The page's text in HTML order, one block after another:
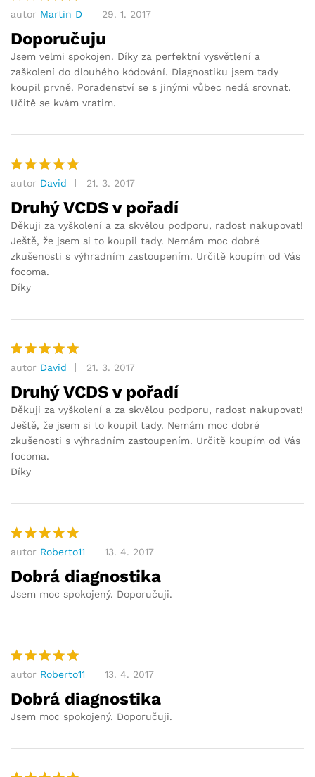
Hodnocení
5z 5
autor Martin D 29. 1. 2017
Doporučuju
Jsem velmi spokojen. Díky za perfektní vysvětlení a
zaškolení do dlouhého kódování. Diagnostiku jsem tady
koupil prvně. Poradenství se s jinými vůbec nedá srovnat.
Učitě se kvám vratim.
Hodnocení
5z 5
autor David 21. 3. 2017
Druhý VCDS v pořadí
Děkuji za vyškolení a za skvělou podporu, radost nakupovat!
Ještě, že jsem si to koupil tady. Nemám moc dobré
zkušenosti s výhradním zastoupením. Určitě koupím od Vás
focoma.
Díky
Hodnocení
5z 5
autor David 21. 3. 2017
Druhý VCDS v pořadí
Děkuji za vyškolení a za skvělou podporu, radost nakupovat!
Ještě, že jsem si to koupil tady. Nemám moc dobré
zkušenosti s výhradním zastoupením. Určitě koupím od Vás
focoma.
Díky
Hodnocení
5z 5
autor Roberto11 13. 4. 2017
Dobrá diagnostika
Jsem moc spokojený. Doporučuji.
Hodnocení
5z 5
autor Roberto11 13. 4. 2017
Dobrá diagnostika
Jsem moc spokojený. Doporučuji.